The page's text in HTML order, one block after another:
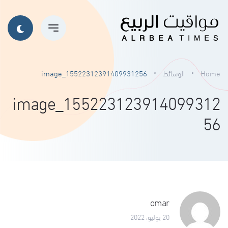
Home الوسائط image_15522312391409931256
image_155223123914099312
56
omar
20 يوليو، 2022